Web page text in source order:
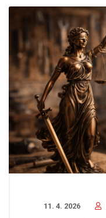
11. 4. 2026